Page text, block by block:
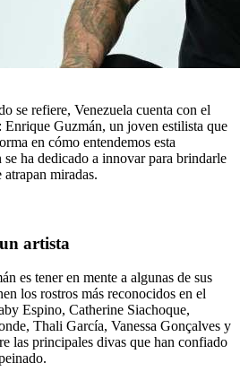
se refiere, Venezuela cuenta con el
Enrique Guzmán, un joven estilista que
en cómo entendemos esta
ha dedicado a innovar para brindarle
atrapan miradas.
artista
es tener en mente a algunas de sus
los rostros más reconocidos en el
Espino, Catherine Siachoque,
Thali García, Vanessa Gonçalves y
las principales divas que han confiado